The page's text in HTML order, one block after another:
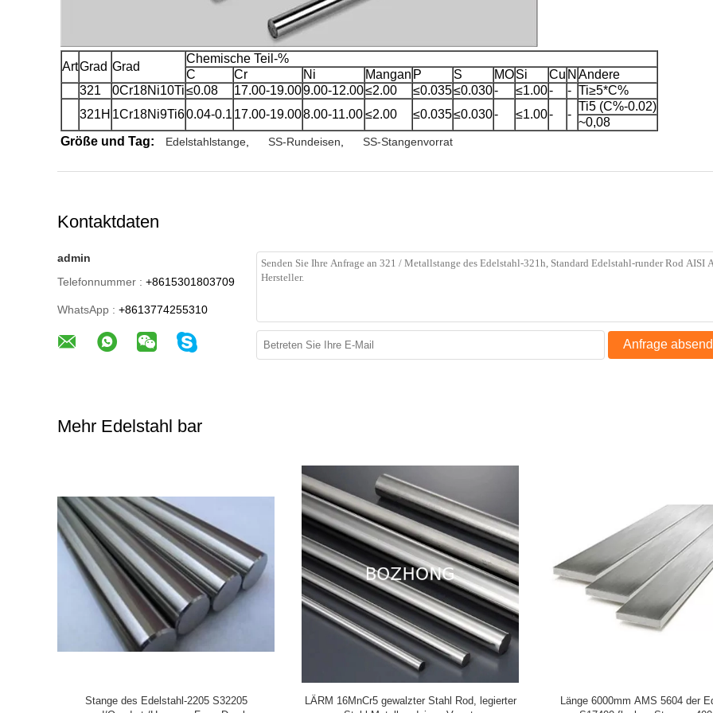
ArtGrad Grad
Chemische Teil-%
C
Cr Ni Mangan P S MOSi Cu N Andere
321
0Cr18Ni10Ti≤0.08 17.00-19.009.00-12.00≤2.00 ≤0.035≤0.030- ≤1.00- - Ti≥5*C%
321H 1Cr18Ni9Ti60.04-0.1 17.00-19.008.00-11.00≤2.00 ≤0.035≤0.030- ≤1.00- -
Ti5 (C%-0.02)
~0,08
Größe und Tag:
Edelstahlstange SS-Rundeisen SS-Stangenvorrat
Kontaktdaten
admin
Telefonnummer : +8615301803709
WhatsApp : +8613774255310
Anfrage
Mehr Edelstahl bar
347h 347 Rundeisen, runde Rod
Hochfeste Art 6-1400mm Außendurchmesser
Runde Form-Edelstahl-Stange